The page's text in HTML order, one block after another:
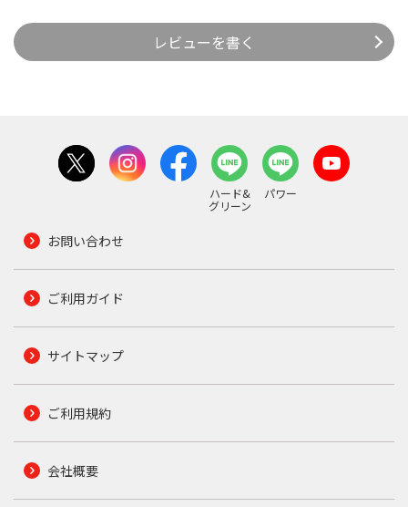
レビューを書く
ハード&
グリーン
パワー
お問い合わせ
ご利用ガイド
サイトマップ
ご利用規約
会社概要